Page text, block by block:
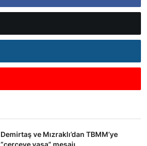
Demirtaş ve Mızraklı’dan TBMM’ye
“çerçeve yasa” mesajı